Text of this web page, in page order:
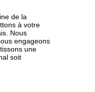
de la
à votre
Nous
engageons
une
soit